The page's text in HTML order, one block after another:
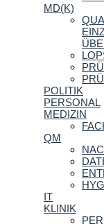
MD(K)
POLITIK
PERSONAL
MEDIZIN
QM
IT
KLINIK